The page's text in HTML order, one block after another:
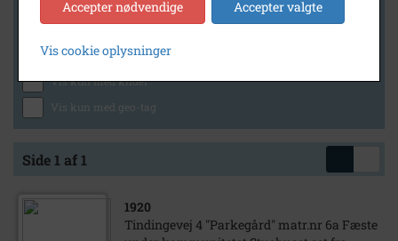
Vis kun med billeder
Vis kun med lydklip
Vis kun med kilder
Vis kun med geo-tag
Side 1 af 1
1920
Tindingevej 4 "Parkegård" matr.nr 6a Fæste
Accepter nødvendige Accepter valgte
Vis cookie oplysninger